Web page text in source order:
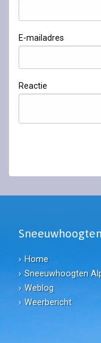
E-mailadres
Reactie
Home
Sneeuwhoogten
Weblog
Weerbericht